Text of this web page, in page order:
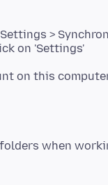
>
on 'Settings'
when